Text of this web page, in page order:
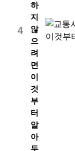
4
하
지
않
으
려
면
이
것
부
터
알
아
두